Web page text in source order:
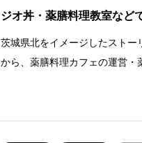
ジオ丼・薬膳料理教室など
茨城県北をイメージしたストー
から、薬膳料理カフェの運営・